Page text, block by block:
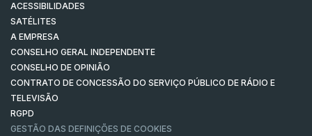
ACESSIBILIDADES
SATÉLITES
A EMPRESA
CONSELHO GERAL INDEPENDENTE
CONSELHO DE OPINIÃO
CONTRATO DE CONCESSÃO DO SERVIÇO PÚBLICO DE RÁDIO E
TELEVISÃO
RGPD
GESTÃO DAS DEFINIÇÕES DE COOKIES